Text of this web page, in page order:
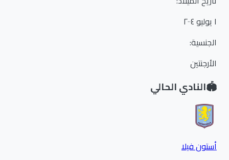
الجنسية:
الأرجنتين
النادي الحالي
أستون فيلا